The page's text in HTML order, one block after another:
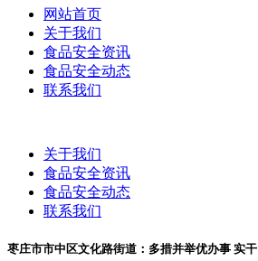
网站首页
关于我们
食品安全资讯
食品安全动态
联系我们
关于我们
食品安全资讯
食品安全动态
联系我们
枣庄市市中区文化路街道：多措并举优办事 实干